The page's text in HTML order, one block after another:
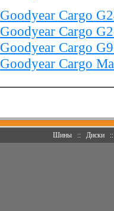
Goodyear Cargo
Goodyear Cargo
Goodyear Cargo
Goodyear Cargo
Шины :: Диски